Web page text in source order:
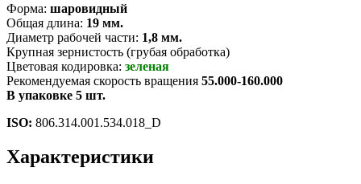
Форма: шаровидный
Общая длина: 19 мм.
Диаметр рабочей части: 1,8 мм.
Крупная зернистость (грубая обработка)
Цветовая кодировка: зеленая
Рекомендуемая скорость вращения 55.000-160.000
В упаковке 5 шт.
ISO: 806.314.001.534.018_D
Характеристики